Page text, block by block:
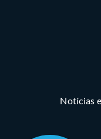
Notícias